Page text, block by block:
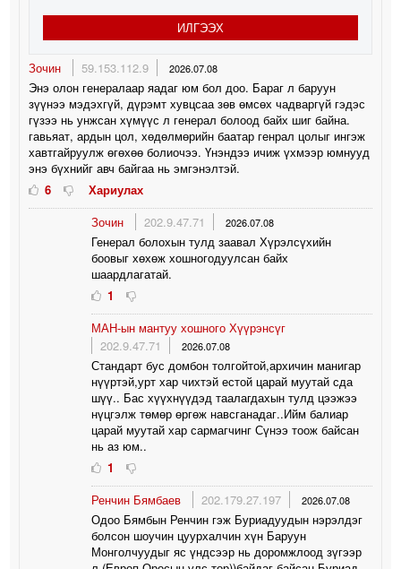
ИЛГЭЭХ
Зочин 59.153.112.9 2026.07.08
Энэ олон генералаар яадаг юм бол доо. Бараг л баруун
зүүнээ мэдэхгүй, дүрэмт хувцсаа зөв өмсөх чадваргүй гэдэс
гүзээ нь унжсан хүмүүс л генерал болоод байх шиг байна.
гавьяат, ардын цол, хөдөлмөрийн баатар генрал цолыг ингэж
хавтгайруулж өгөхөө болиочээ. Үнэндээ ичиж үхмээр юмнууд
энэ бүхнийг авч байгаа нь эмгэнэлтэй.
6
Хариулах
Зочин
202.9.47.71 2026.07.08
Генерал болохын тулд заавал Хүрэлсүхийн
боовыг хөхөж хошногодуулсан байх
шаардлагатай.
1
МАН-ын мантуу хошного Хүүрэнсүг
202.9.47.71
2026.07.08
Стандарт бус домбон толгойтой,архичин манигар
нүүртэй,урт хар чихтэй естой царай муутай сда
шүү.. Бас хүүхнүүдэд таалагдахын тулд цээжээ
нүцгэлж төмөр өргөж навсганадаг..Ийм балиар
царай муутай хар сармагчинг Сүнээ тоож байсан
нь аз юм..
1
Ренчин Бямбаев
202.179.27.197 2026.07.08
Одоо Бямбын Ренчин гэж Буриадуудын нэрэлдэг
болсон шоучин цуурхалчин хүн Баруун
Монголчуудыг яс үндсээр нь доромжлоод зүгээр